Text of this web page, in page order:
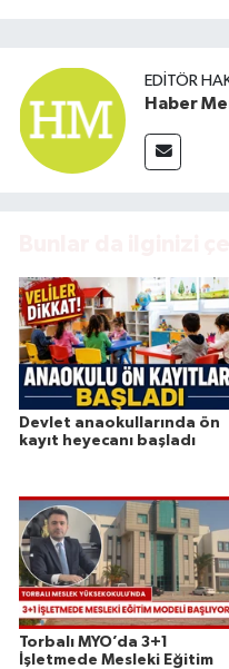
EDITÖR
Haber
Devlet anaokullarında ön
kayıt heyecanı başladı
Torbalı MYO’da 3+1
İşletmede Mesleki Eğitim